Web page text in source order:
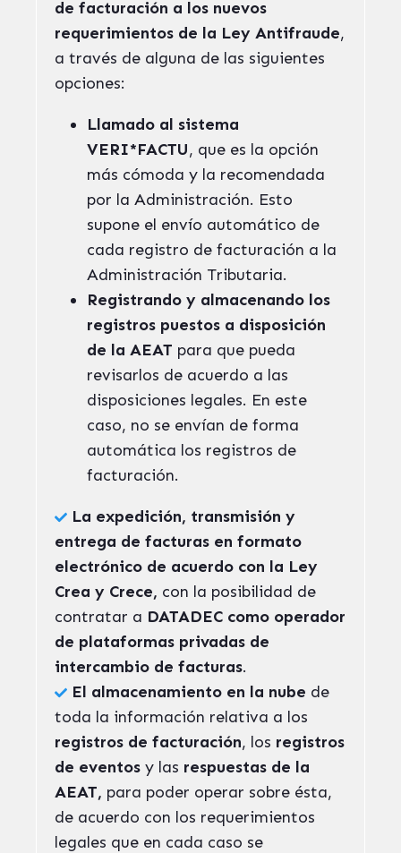
de facturación a los nuevos
requerimientos de la Ley Antifraude,
a través de alguna de las siguientes
opciones:
Llamado al sistema
VERI*FACTU, que es la opción
más cómoda y la recomendada
por la Administración. Esto
supone el envío automático de
cada registro de facturación a la
Administración Tributaria.
Registrando y almacenando los
registros puestos a disposición
de la AEAT para que pueda
revisarlos de acuerdo a las
disposiciones legales. En este
caso, no se envían de forma
automática los registros de
facturación.
La expedición, transmisión y
entrega de facturas en formato
electrónico de acuerdo con la Ley
Crea y Crece, con la posibilidad de
contratar a DATADEC como operador
de plataformas privadas de
intercambio de facturas.
El almacenamiento en la nube de
toda la información relativa a los
registros de facturación, los registros
de eventos y las respuestas de la
AEAT, para poder operar sobre ésta,
de acuerdo con los requerimientos
legales que en cada caso se